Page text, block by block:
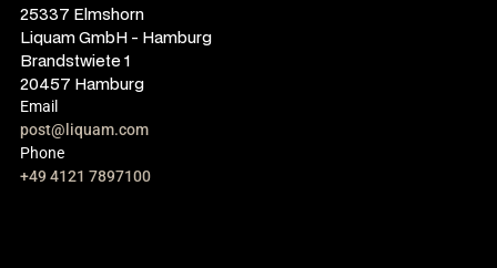
25337 Elmshorn
Liquam GmbH - Hamburg
Brandstwiete 1
20457 Hamburg
Email
post@liquam.com
Phone
+49 4121 7897100